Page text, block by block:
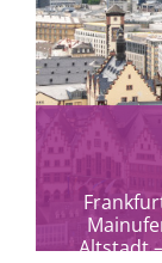
Altstadt